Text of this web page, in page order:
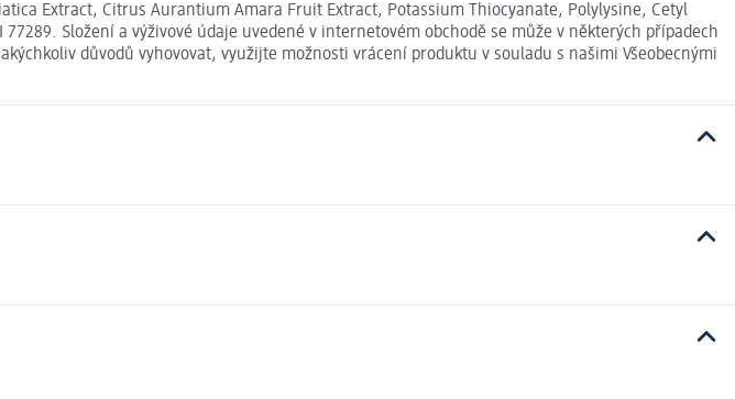
Extract, Citrus Aurantium Amara Fruit Extract, Potassium Thiocyanate, Polylysine, Cetyl
Složení a výživové údaje uvedené v internetovém obchodě se může v některých případech
důvodů vyhovovat, využijte možnosti vrácení produktu v souladu s našimi Všeobecnými